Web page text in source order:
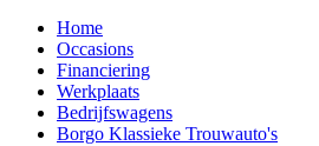
Home
Occasions
Financiering
Werkplaats
Bedrijfswagens
Borgo Klassieke Trouwauto's